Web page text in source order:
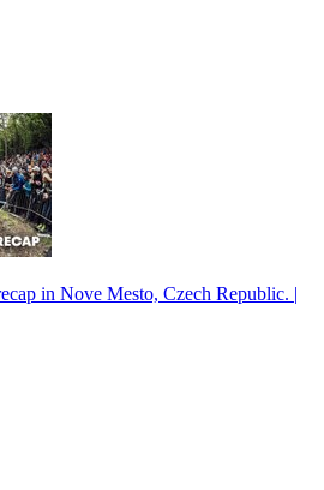
in Nove Mesto, Czech Republic. |